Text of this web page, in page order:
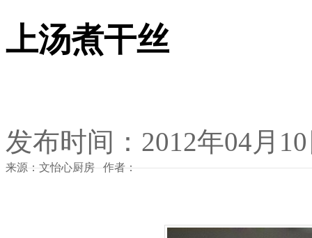
上汤煮干丝
发布时间：2012年04月
来源：文怡心厨房 作者：